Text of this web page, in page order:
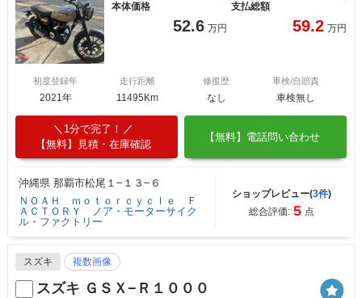
本体価格
52.6 万円
支払総額
59.2 万円
初度登録年
2021年
走行距離
11495Km
修復歴
なし
車検/自賠責
車検無し
1分で完了！
【無料】見積・在庫確認
【無料】電話問い合わせ
沖縄県 那覇市松尾１−１３−６
ＮＯＡＨ ｍｏｔｏｒｃｙｃｌｅ Ｆ
ＡＣＴＯＲＹ ノア・モーターサイク
ル・ファクトリー
ショップレビュー(3件)
総合評価: 5 点
スズキ 複数画像
スズキ ＧＳＸ−Ｒ１０００